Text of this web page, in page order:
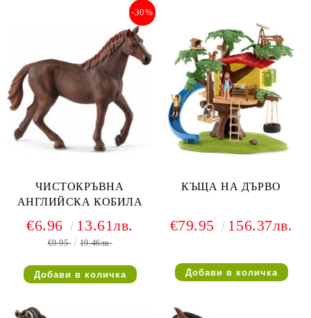
ЧИСТОКРЪВНА
АНГЛИЙСКА КОБИЛА
-30%
€6.96 13.61лв.
€9.95 19.46лв.
КЪЩА НА ДЪРВО
€79.95 156.37лв.